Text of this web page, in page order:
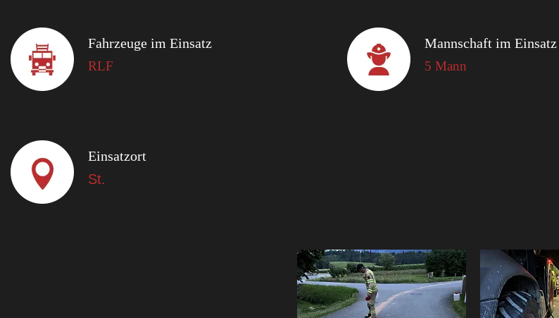
Fahrzeuge im Einsatz
RLF
Mannschaft im Einsatz
5 Mann
Einsatzort
St.